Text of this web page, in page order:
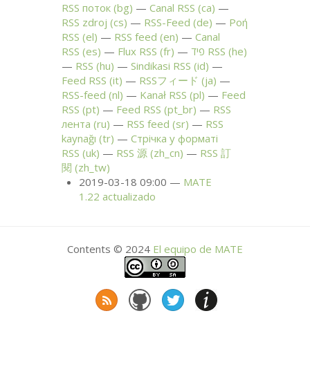
RSS поток (bg) Canal RSS (ca)
RSS zdroj (cs) RSS-Feed (de)
Ροή
RSS (el) RSS feed (en)
Canal
RSS (es) Flux RSS (fr) RSS (he)
RSS (hu) Sindikasi RSS (id)
Feed RSS (it)
RSSフィード (ja)
RSS-feed (nl) Kanał RSS (pl)
Feed
RSS (pt) Feed RSS (pt_br)
RSS
лента (ru)
RSS feed (sr)
RSS
kaynağı (tr)
Стрічка у форматі
RSS (uk) RSS 源 (zh_cn) RSS 訂
閱 (zh_tw)
2019-03-18 09:00
MATE
1.22 actualizado
Contents © 2024 El equipo de MATE